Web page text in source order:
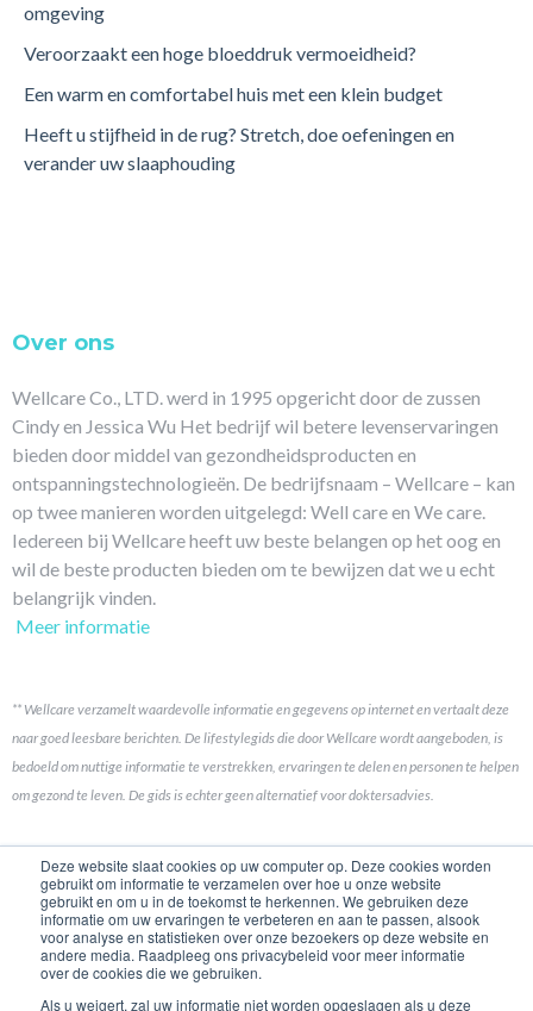
Deze website slaat cookies op uw computer op. Deze cookies worden
gebruikt om informatie te verzamelen over hoe u onze website
gebruikt en om u in de toekomst te herkennen. We gebruiken deze
informatie om uw ervaringen te verbeteren en aan te passen, alsook
voor analyse en statistieken over onze bezoekers op deze website en
andere media. Raadpleeg ons privacybeleid voor meer informatie
over de cookies die we gebruiken.
Als u weigert, zal uw informatie niet worden opgeslagen als u deze
omgeving
Veroorzaakt een hoge bloeddruk vermoeidheid?
Een warm en comfortabel huis met een klein budget
Heeft u stijfheid in de rug? Stretch, doe oefeningen en
verander uw slaaphouding
Over ons
Wellcare Co., LTD. werd in 1995 opgericht door de zussen
Cindy en Jessica Wu Het bedrijf wil betere levenservaringen
bieden door middel van gezondheidsproducten en
ontspanningstechnologieën. De bedrijfsnaam – Wellcare – kan
op twee manieren worden uitgelegd: Well care en We care.
Iedereen bij Wellcare heeft uw beste belangen op het oog en
wil de beste producten bieden om te bewijzen dat we u echt
belangrijk vinden.
Meer informatie
** Wellcare verzamelt waardevolle informatie en gegevens op internet en vertaalt deze
naar goed leesbare berichten. De lifestylegids die door Wellcare wordt aangeboden, is
bedoeld om nuttige informatie te verstrekken, ervaringen te delen en personen te helpen
om gezond te leven. De gids is echter geen alternatief voor doktersadvies.
Koppelingen
Contact opnemen
Merkhistorie
Product Ontwikkeling